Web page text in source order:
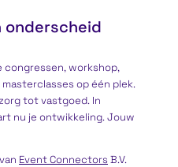
onderscheid
congressen, workshop,
op één plek.
tot vastgoed. In
nu je ontwikkeling. Jouw
van Event ConnectorsB.V.